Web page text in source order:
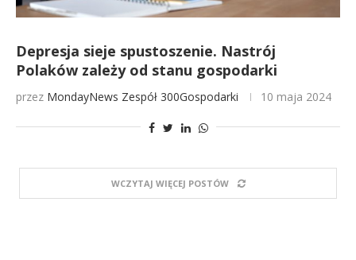
Depresja sieje spustoszenie. Nastrój
Polaków zależy od stanu gospodarki
przez MondayNews Zespół 300Gospodarki 10 maja 2024
WCZYTAJ WIĘCEJ POSTÓW